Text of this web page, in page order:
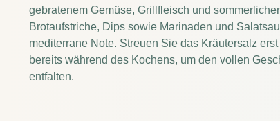
gebratenem Gemüse, Grillfleisch und
Brotaufstriche, Dips sowie Marinaden und
mediterrane Note. Streuen Sie das Kräutersalz
bereits während des Kochens, um den vollen
entfalten.